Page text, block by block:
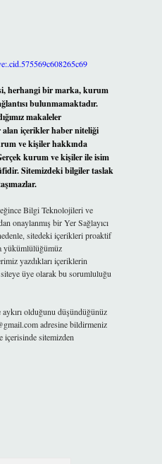
herhangi bir marka, kurum
bulunmamaktadır.
makaleler
alan içerikler haber niteliği
ve kişiler hakkında
kurum ve kişiler ile isim
Sitemizdeki bilgiler taslak
Bilgi Teknolojileri ve
onaylanmış bir Yer Sağlayıcı
sitedeki içerikleri proaktif
yükümlülüğümüz
yazdıkları içeriklerin
üye olarak bu sorumluluğu
olduğunu düşündüğünüz
adresine bildirmeniz
içerisinde sitemizden